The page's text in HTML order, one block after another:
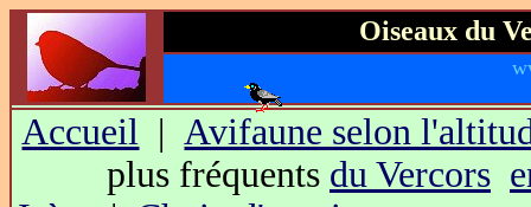
Oiseaux du
Accueil |Avifaune selon
plus fréquents du Vercors